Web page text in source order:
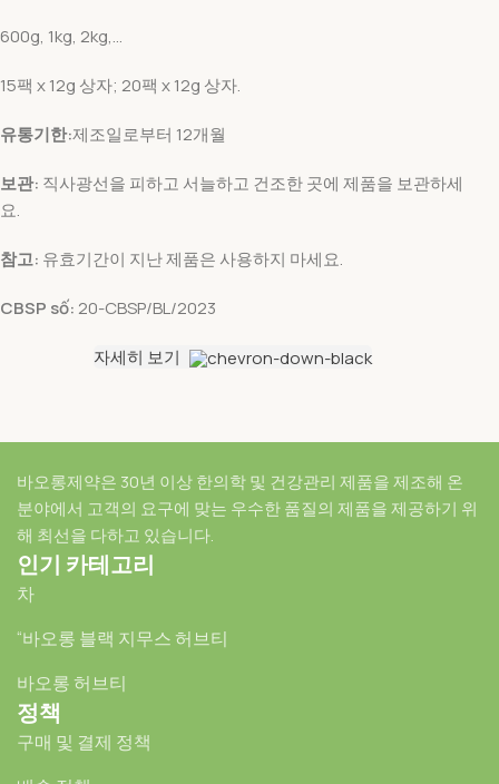
600g, 1kg, 2kg,...
15팩 x 12g 상자; 20팩 x 12g 상자.
유통기한:제조일로부터 12개월
보관: 직사광선을 피하고 서늘하고 건조한 곳에 제품을 보관하세
요.
참고: 유효기간이 지난 제품은 사용하지 마세요.
CBSP số: 20-CBSP/BL/2023
자세히 보기
바오롱제약은 30년 이상 한의학 및 건강관리 제품을 제조해 온
분야에서 고객의 요구에 맞는 우수한 품질의 제품을 제공하기 위
해 최선을 다하고 있습니다.
인기 카테고리
차
“바오롱 블랙 지무스 허브티
바오롱 허브티
정책
구매 및 결제 정책